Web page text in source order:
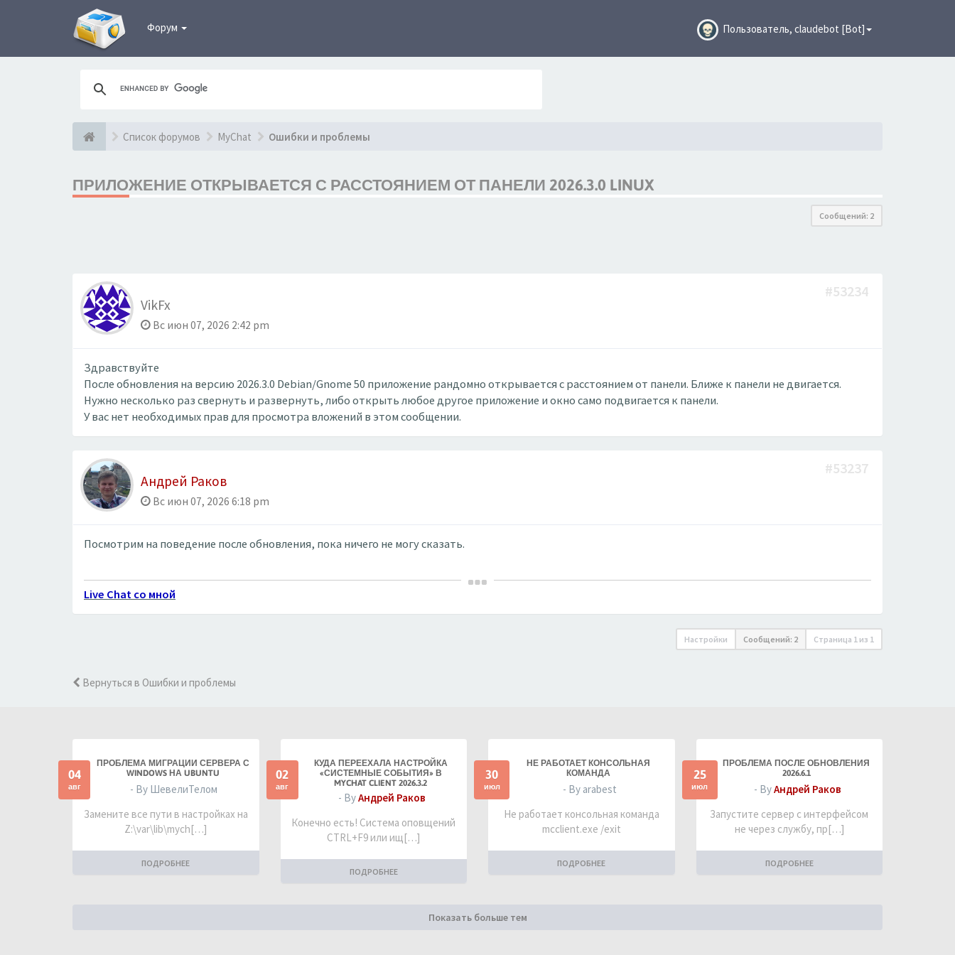
Форум Пользователь, claudebot [Bot]
Список форумов MyChat Ошибки и проблемы
ПРИЛОЖЕНИЕ ОТКРЫВАЕТСЯ С РАССТОЯНИЕМ ОТ ПАНЕЛИ 2026.3.0 LINUX
Сообщений: 2
VikFx
Вс июн 07, 2026 2:42 pm
#53234
Здравствуйте
После обновления на версию 2026.3.0 Debian/Gnome 50 приложение рандомно открывается с расстоянием от панели. Ближе к панели не двигается.
Нужно несколько раз свернуть и развернуть, либо открыть любое другое приложение и окно само подвигается к панели.
У вас нет необходимых прав для просмотра вложений в этом сообщении.
Андрей Раков
Вс июн 07, 2026 6:18 pm
#53237
Посмотрим на поведение после обновления, пока ничего не могу сказать.
Live Chat со мной
Настройки Сообщений: 2 Страница 1 из 1
Вернуться в Ошибки и проблемы
04
авг
ПРОБЛЕМА МИГРАЦИИ СЕРВЕРА С
WINDOWS НА UBUNTU
- By ШевелиТелом
Замените все пути в настройках на
Z:\var\lib\mych[…]
ПОДРОБНЕЕ
02
авг
КУДА ПЕРЕЕХАЛА НАСТРОЙКА
«СИСТЕМНЫЕ СОБЫТИЯ» В
MYCHAT CLIENT 2026.3.2
- ByАндрей Раков
Конечно есть! Система оповщений
CTRL+F9 или ищ[…]
ПОДРОБНЕЕ
30
июл
НЕ РАБОТАЕТ КОНСОЛЬНАЯ
КОМАНДА
- By arabest
Не работает консольная команда
mcclient.exe /exit
ПОДРОБНЕЕ
25
июл
ПРОБЛЕМА ПОСЛЕ ОБНОВЛЕНИЯ
2026.6.1
- ByАндрей Раков
Запустите сервер с интерфейсом
не через службу, пр[…]
ПОДРОБНЕЕ
Показать больше тем